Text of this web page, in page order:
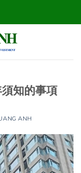
知的事項
ANH